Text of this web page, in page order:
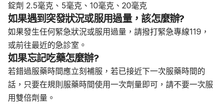
錠劑 2.5毫克、5毫克、10毫克、20毫克
如果遇到突發狀況或服用過量，該怎麼辦?
如果發生任何緊急狀況或服用過量，請撥打緊急專線119，
或前往最近的急診室。
如果忘記吃藥怎麼辦?
若錯過服藥時間應立刻補服，若已接近下一次服藥時間的
話，只要在規則服藥時間使用一次劑量即可，請不要一次服
用雙倍劑量。